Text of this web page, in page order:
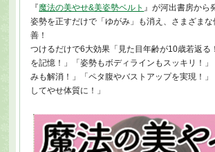
『魔法の美やせ&美姿勢ベルト 』が河出書房から
姿勢を正すだけで「ゆがみ」も消え、さまざまな
善！
つけるだけで6大効果「見た目年齢が10歳若返る
を記憶！」「姿勢もボディラインもスッキリ！」
みも解消！」「ペタ腹やバストアップを実現！
してやせ体質に！」